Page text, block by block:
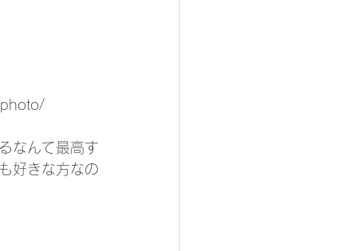
なんて最高す
好きな方なの